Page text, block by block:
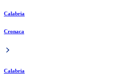
Calabria
Cronaca
Calabria